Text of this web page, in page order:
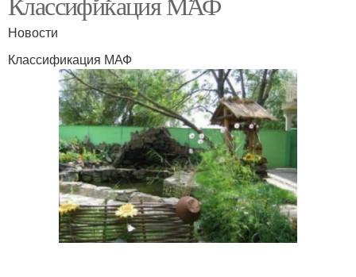
Новости
Классификация МАФ